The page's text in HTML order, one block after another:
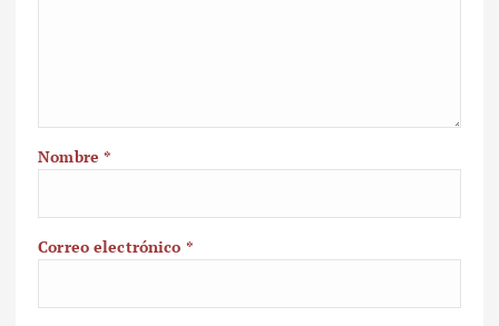
Nombre*
Correo electrónico *